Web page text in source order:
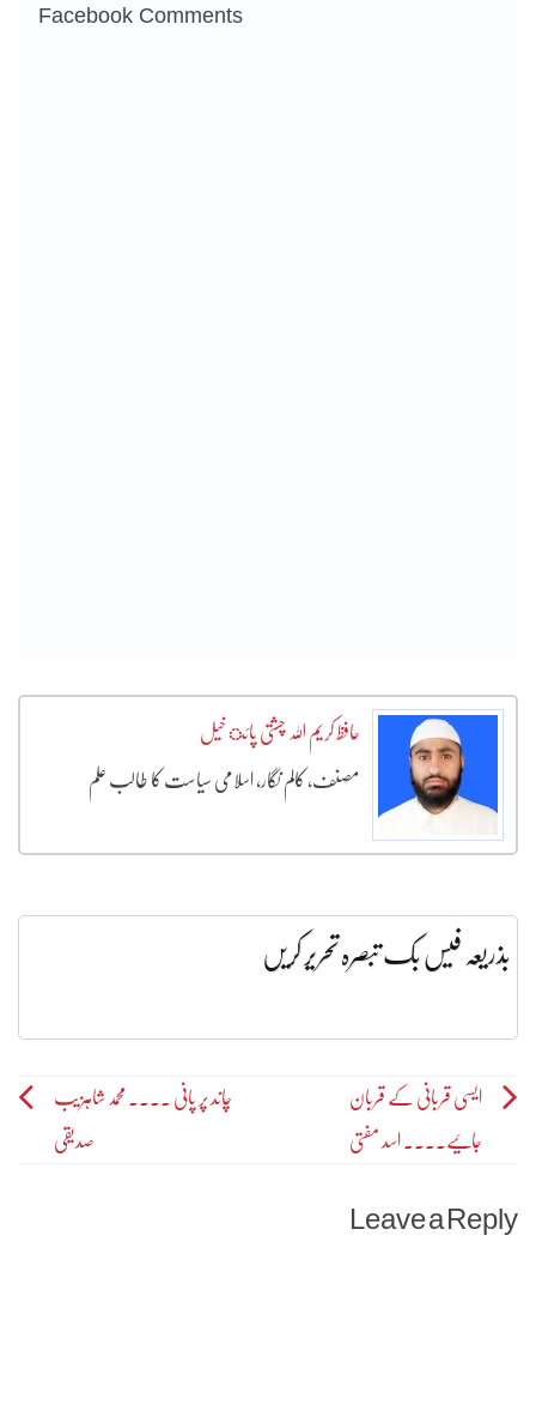
Facebook Comments
حافظ کریم اللہ چشتی پائ خیل
مصنف، کالم نگار، اسلامی سیاست کا طالب علم
بذریعہ فیس بک تبصرہ تحریر کریں
Post
navigation
ایسی قربانی کے قربان
جائیے۔۔۔۔ اسد مفتی
چاند پر پانی ۔۔۔۔ محمد شاہزیب
صدیقی
Leave a Reply